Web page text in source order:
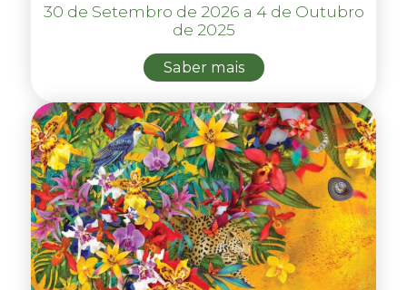
30 de Setembro de 2026 a 4 de Outubro
de 2025
Saber mais